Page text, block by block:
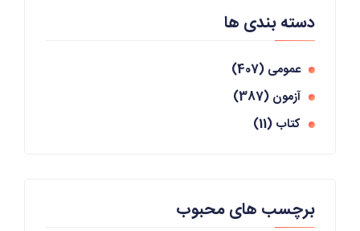
دسته بندی ها
عمومی(407)
آزمون(387)
کتاب(11)
برچسب های محبوب